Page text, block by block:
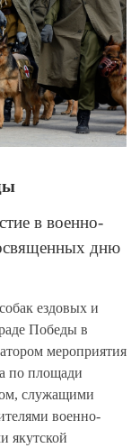
в военно-
дню
ездовых и
Победы в
мероприятия
по площади
служащими
военно-
якутской